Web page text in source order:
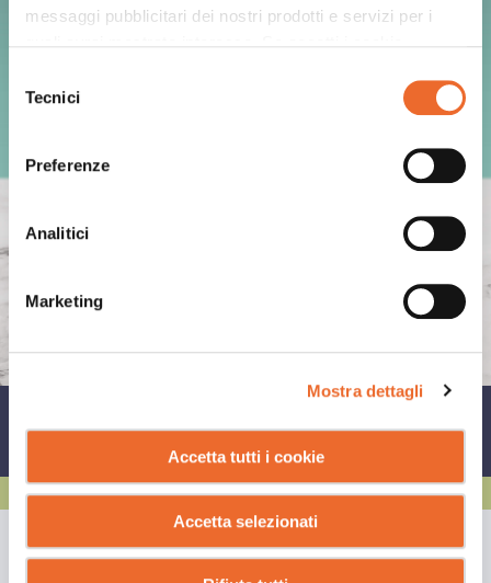
messaggi pubblicitari dei nostri prodotti e servizi per i
delTecnici
Preferenze
Analitici
Marketing
Mostra dettagli
Accetta tutti i cookie
Accetta selezionati
CONDIVIDI SU
GUARDA ANCHE